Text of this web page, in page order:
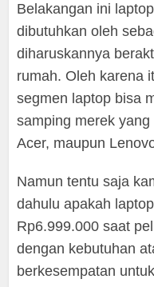
Belakangan ini
dibutuhkan oleh
diharuskannya
rumah. Oleh karena
segmen laptop bisa
samping merek
Acer, maupun
Namun tentu saja
dahulu apakah
Rp6.999.000 saat
dengan kebutuhan
berkesempatan